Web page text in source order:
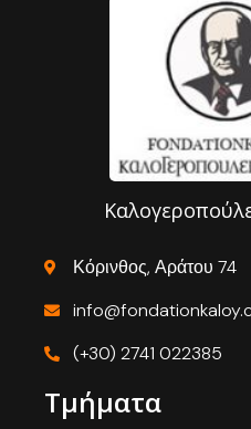
Κόρινθος, Αράτου 74
(+30) 2741 022385
Τμήματα